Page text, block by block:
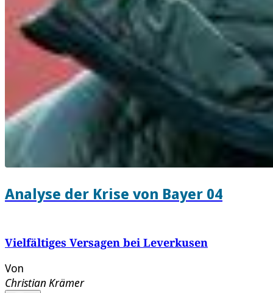
Analyse der Krise von Bayer 04
Vielfältiges Versagen bei Leverkusen
Von
Christian Krämer